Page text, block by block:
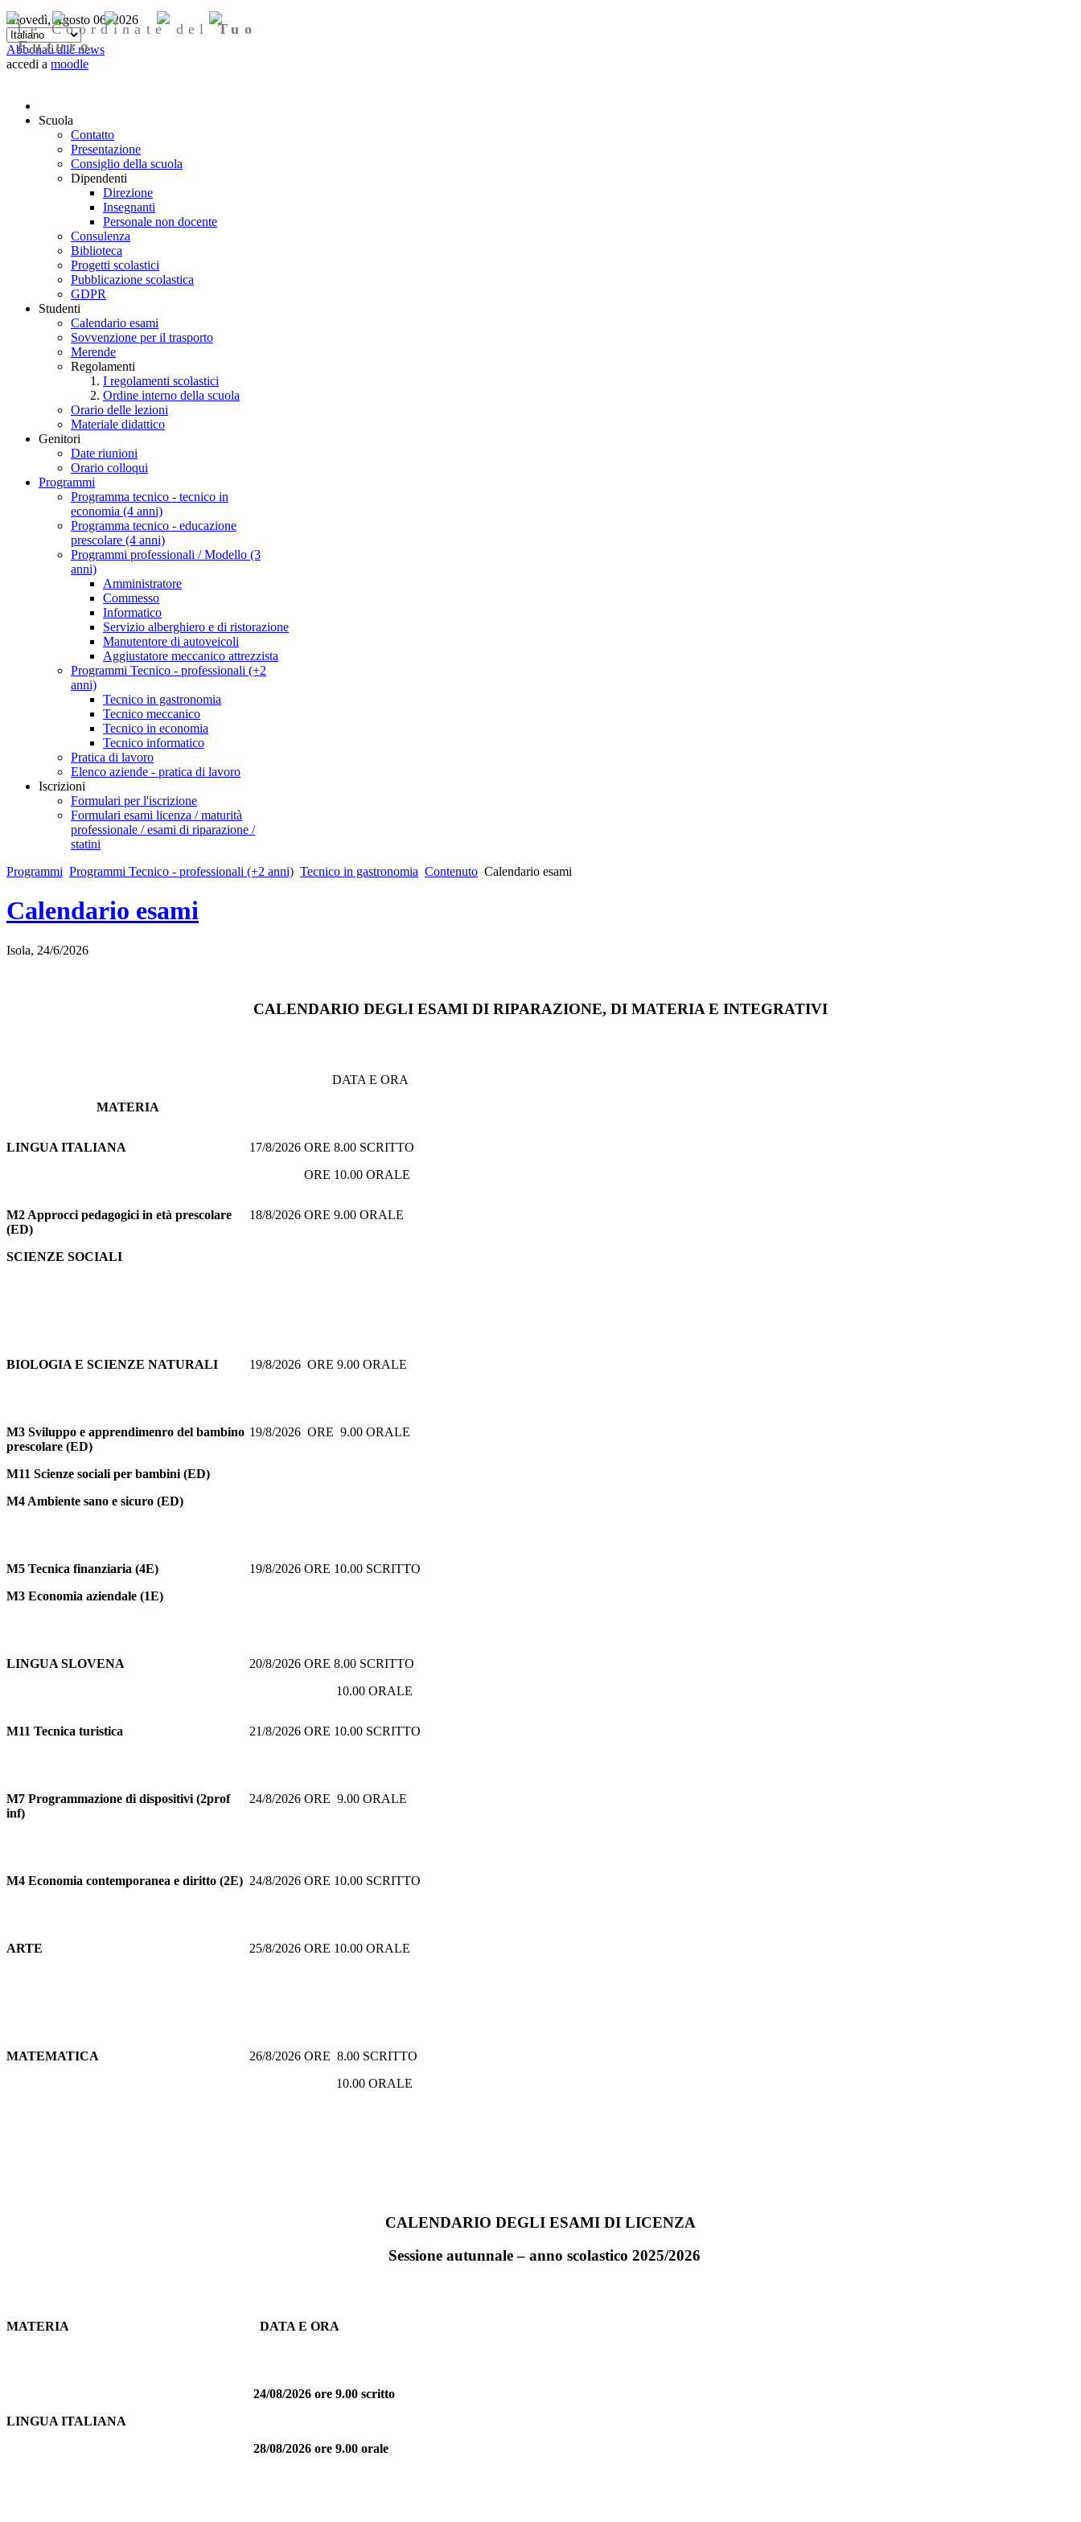
Giovedì, Agosto 06, 2026
Abbonati alle news
accedi a moodle
Le Coordinate delTuo
Futuro
Scuola
Contatto
Presentazione
Consiglio della scuola
Dipendenti
Direzione
Insegnanti
Personale non docente
Consulenza
Biblioteca
Progetti scolastici
Pubblicazione scolastica
GDPR
Studenti
Calendario esami
Sovvenzione per il trasporto
Merende
Regolamenti
I regolamenti scolastici
Ordine interno della scuola
Orario delle lezioni
Materiale didattico
Genitori
Date riunioni
Orario colloqui
Programmi
Programma tecnico - tecnico in
economia (4 anni)
Programma tecnico - educazione
prescolare (4 anni)
Programmi professionali / Modello (3
anni)
Amministratore
Commesso
Informatico
Servizio alberghiero e di ristorazione
Manutentore di autoveicoli
Aggiustatore meccanico attrezzista
Programmi Tecnico - professionali (+2
anni)
Tecnico in gastronomia
Tecnico meccanico
Tecnico in economia
Tecnico informatico
Pratica di lavoro
Elenco aziende - pratica di lavoro
Iscrizioni
Formulari per l'iscrizione
Formulari esami licenza / maturità
professionale / esami di riparazione /
statini
Programmi Programmi Tecnico - professionali (+2 anni) Tecnico in gastronomia Contenuto Calendario esami
Calendario esami
Isola, 24/6/2026
CALENDARIO DEGLI ESAMI DI RIPARAZIONE, DI MATERIA E INTEGRATIVI
MATERIA
DATA E ORA
LINGUA ITALIANA
17/8/2026 ORE 8.00 SCRITTO
ORE 10.00 ORALE
M2 Approcci pedagogici in età prescolare
(ED)
SCIENZE SOCIALI
18/8/2026 ORE 9.00 ORALE
BIOLOGIA E SCIENZE NATURALI 19/8/2026 ORE 9.00 ORALE
M3 Sviluppo e apprendimenro del bambino
prescolare (ED)
M11 Scienze sociali per bambini (ED)
M4 Ambiente sano e sicuro (ED)
19/8/2026 ORE 9.00 ORALE
M5 Tecnica finanziaria (4E)
M3 Economia aziendale (1E)
19/8/2026 ORE 10.00 SCRITTO
LINGUA SLOVENA
20/8/2026 ORE 8.00 SCRITTO
10.00 ORALE
M11 Tecnica turistica 21/8/2026 ORE 10.00 SCRITTO
M7 Programmazione di dispositivi (2prof
inf)
24/8/2026 ORE 9.00 ORALE
M4 Economia contemporanea e diritto (2E) 24/8/2026 ORE 10.00 SCRITTO
ARTE 25/8/2026 ORE 10.00 ORALE
MATEMATICA
26/8/2026 ORE 8.00 SCRITTO
10.00 ORALE
CALENDARIO DEGLI ESAMI DI LICENZA
Sessione autunnale – anno scolastico 2025/2026
MATERIA DATA E ORA
LINGUA ITALIANA
24/08/2026 ore 9.00 scritto
28/08/2026 ore 9.00 orale